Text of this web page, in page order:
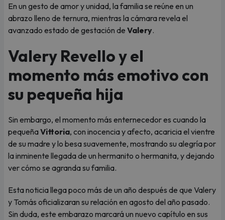
En un gesto de amor y unidad, la familia se reúne en un
abrazo lleno de ternura, mientras la cámara revela el
avanzado estado de gestación de Valery.
Valery Revello y el
momento más emotivo con
su pequeña hija
Sin embargo, el momento más enternecedor es cuando la
pequeñaVittoria, con inocencia y afecto, acaricia el vientre
de su madre y lo besa suavemente, mostrando su alegría por
la inminente llegada de un hermanito o hermanita, y dejando
ver cómo se agranda su familia.
Esta noticia llega poco más de un año después de que Valery
y Tomás oficializaran su relación en agosto del año pasado.
Sin duda, este embarazo marcará un nuevo capítulo en sus